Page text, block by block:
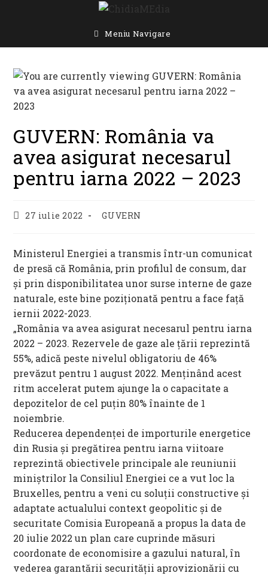
Meniu Navigare
GUVERN: România va
avea asigurat necesarul
pentru iarna 2022 – 2023
Post27 iulie 2022
Post
GUVERN
Ministerul Energiei a transmis într-un comunicat
de presă că România, prin profilul de consum, dar
și prin disponibilitatea unor surse interne de gaze
naturale, este bine poziționată pentru a face față
iernii 2022-2023.
„România va avea asigurat necesarul pentru iarna
2022 – 2023. Rezervele de gaze ale ţării reprezintă
55%, adică peste nivelul obligatoriu de 46%
prevăzut pentru 1 august 2022. Menţinând acest
ritm accelerat putem ajunge la o capacitate a
depozitelor de cel puţin 80% înainte de 1
noiembrie.
Reducerea dependenţei de importurile energetice
din Rusia şi pregătirea pentru iarna viitoare
reprezintă obiectivele principale ale reuniunii
miniştrilor la Consiliul Energiei ce a vut loc la
Bruxelles, pentru a veni cu soluţii constructive şi
adaptate actualului context geopolitic şi de
securitate Comisia Europeană a propus la data de
20 iulie 2022 un plan care cuprinde măsuri
coordonate de economisire a gazului natural, în
vederea garantării securităţii aprovizionării cu